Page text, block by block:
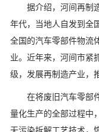
据介绍，河间再制造
年代，当地人自发到全
全国的汽车零部件物流
业。近年来，河间市紧
级，发展再制造产业，
在将废旧汽车零部件
量化生产的全部过程中